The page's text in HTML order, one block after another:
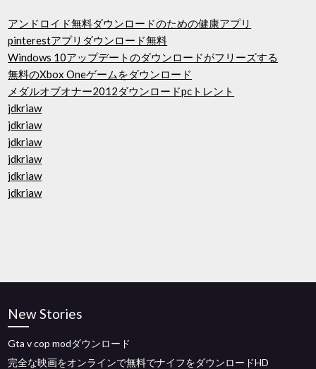
アンドロイド無料ダウンロードのための健康アプリ
pinterestアプリダウンロード無料
Windows 10アップデートのダウンロードがフリーズする
無料のXbox Oneゲームをダウンロード
メダルオブオナー2012ダウンロードpcトレント
jdkriaw
jdkriaw
jdkriaw
jdkriaw
jdkriaw
jdkriaw
New Stories
Gta v cop modダウンロード
完全な映画をオンラインで無料でナイフをダウンロードHD